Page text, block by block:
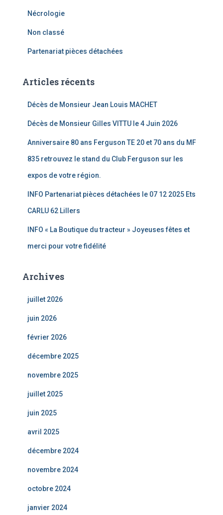
Nécrologie
Non classé
Partenariat pièces détachées
Articles récents
Décès de Monsieur Jean Louis MACHET
Décès de Monsieur Gilles VITTU le 4 Juin 2026
Anniversaire 80 ans Ferguson TE 20 et 70 ans du MF
835 retrouvez le stand du Club Ferguson sur les
expos de votre région.
INFO Partenariat pièces détachées le 07 12 2025 Ets
CARLU 62 Lillers
INFO « La Boutique du tracteur » Joyeuses fêtes et
merci pour votre fidélité
Archives
juillet 2026
juin 2026
février 2026
décembre 2025
novembre 2025
juillet 2025
juin 2025
avril 2025
décembre 2024
novembre 2024
octobre 2024
janvier 2024